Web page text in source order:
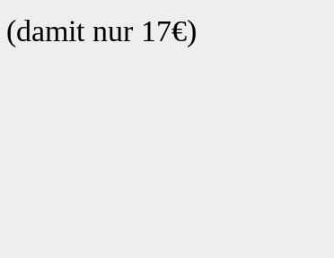
(damit nur 17€)